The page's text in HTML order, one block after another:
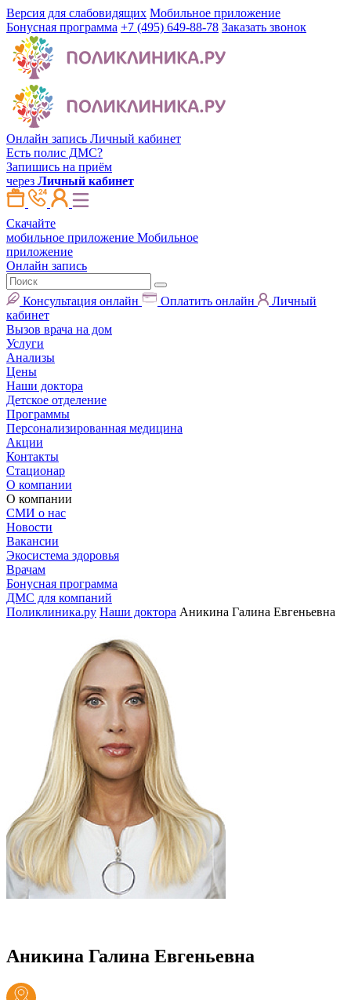
Версия для слабовидящих Мобильное приложение
Бонусная программа +7 (495) 649-88-78 Заказать звонок
Онлайн запись Личный кабинет
Есть полис ДМС?
Запишись на приём
через Личный кабинет
Скачайте
мобильное приложение Мобильное
приложение
Онлайн запись
Консультация онлайн Оплатить онлайн
Личный
кабинет
Вызов врача на дом
Услуги
Анализы
Цены
Наши доктора
Детское отделение
Программы
Персонализированная медицина
Акции
Контакты
Стационар
О компании
О компании
СМИ о нас
Новости
Вакансии
Экосистема здоровья
Врачам
Бонусная программа
ДМС для компаний
Поликлиника.ру Наши доктора Аникина Галина Евгеньевна
Аникина Галина Евгеньевна